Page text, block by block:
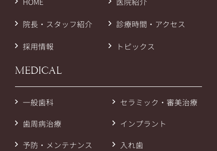
院長・スタッフ紹介 診療時間・アクセス
採用情報 トピックス
MEDICAL
一般歯科
歯周病治療
予防・メンテナンス
セラミック・審美治療
インプラント
入れ歯